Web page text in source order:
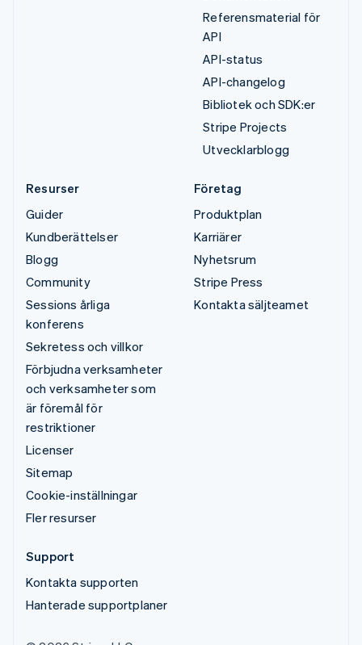
Referensmaterial för
API
API-status
API-changelog
Bibliotek och SDK:er
Stripe Projects
Utvecklarblogg
Resurser
Guider
Kundberättelser
Blogg
Community
Sessions årliga
konferens
Sekretess och villkor
Förbjudna verksamheter
och verksamheter som
är föremål för
restriktioner
Licenser
Sitemap
Cookie-inställningar
Fler resurser
Företag
Produktplan
Karriärer
Nyhetsrum
Stripe Press
Kontakta säljteamet
Support
Kontakta supporten
Hanterade supportplaner